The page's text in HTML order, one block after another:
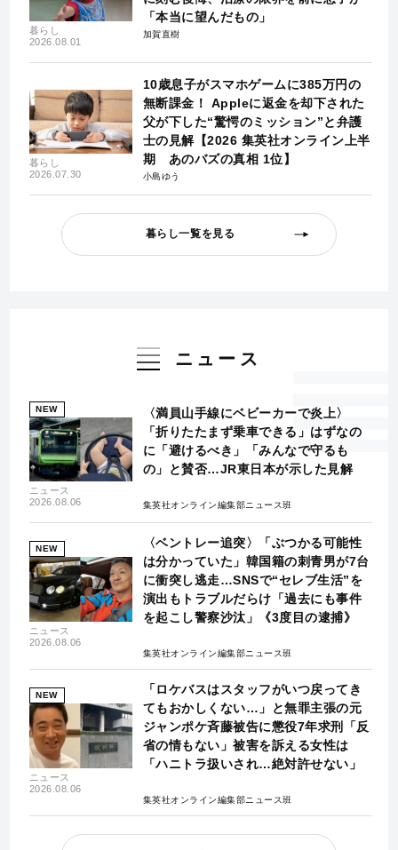
暮らし
2026.08.01
「本当に望んだもの」
加賀直樹
暮らし
2026.07.30
10歳息子がスマホゲームに385万円の
無断課金！ Appleに返金を却下された
父が下した“驚愕のミッション”と弁護
士の見解【2026 集英社オンライン上半
期 あのバズの真相 1位】
小島ゆう
暮らし一覧を見る
ニュース
NEW
ニュース
2026.08.06
〈満員山手線にベビーカーで炎上〉
「折りたたまず乗車できる」はずなの
に「避けるべき」「みんなで守るも
の」と賛否…JR東日本が示した見解
集英社オンライン編集部ニュース班
NEW
ニュース
2026.08.06
〈ベントレー追突〉「ぶつかる可能性
は分かっていた」韓国籍の刺青男が7台
に衝突し逃走…SNSで“セレブ生活”を
演出もトラブルだらけ「過去にも事件
を起こし警察沙汰」《3度目の逮捕》
集英社オンライン編集部ニュース班
NEW
ニュース
2026.08.06
「ロケバスはスタッフがいつ戻ってき
てもおかしくない…」と無罪主張の元
ジャンポケ斉藤被告に懲役7年求刑「反
省の情もない」被害を訴える女性は
「ハニトラ扱いされ…絶対許せない」
集英社オンライン編集部ニュース班